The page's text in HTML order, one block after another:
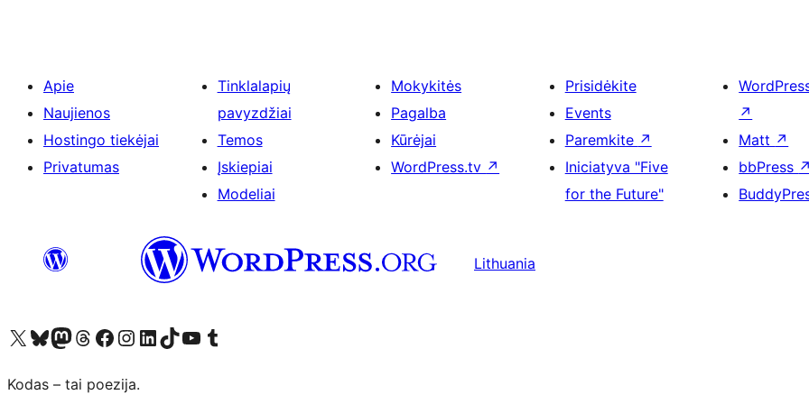
Apie
Naujienos
Hostingo tiekėjai
Privatumas
Tinklalapių
pavyzdžiai
Temos
Įskiepiai
Modeliai
Mokykitės
Pagalba
Kūrėjai
WordPress.tv ↗
Prisidėkite
Events
Paremkite ↗
Iniciatyva "Five
for the Future"
↗
Matt ↗
bbPress ↗
Lithuania
Visit our X (formerly Twitter) account
Apsilankykite mūsų Bluesky paskyroje
Visit our Mastodon account
Apsilankykite mūsų Threads paskyroje
Visit our Facebook page
Visit our Instagram account
Visit our LinkedIn account
Apsilankykite mūsų TikTok paskyroje
Visit our YouTube channel
Apsilankykite mūsų Tumblr paskyroje
Kodas – tai poezija.